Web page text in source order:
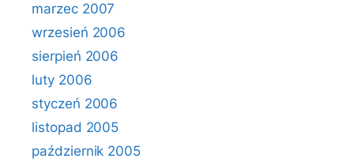
marzec 2007
wrzesień 2006
sierpień 2006
luty 2006
styczeń 2006
listopad 2005
październik 2005